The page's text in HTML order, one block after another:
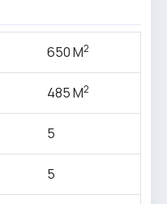
650 M2
485 M2
5
5